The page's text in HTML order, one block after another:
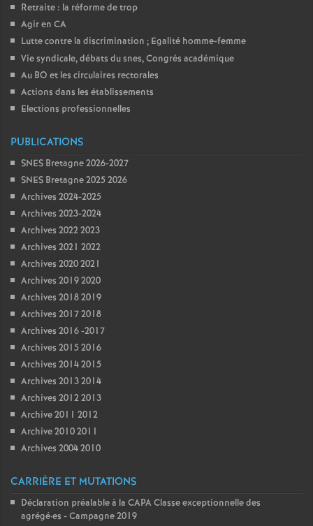
Retraite : la réforme de trop
Agir en CA
Lutte contre la discrimination ; Egalité homme-femme
Vie syndicale, débats du snes, Congrès académique
Au BO et les circulaires rectorales
Actions dans les établissements
Elections professionnelles
PUBLICATIONS
SNES Bretagne 2026-2027
SNES Bretagne 2025 2026
Archives 2024-2025
Archives 2023-2024
Archives 2022 2023
Archives 2021 2022
Archives 2020 2021
Archives 2019 2020
Archives 2018 2019
Archives 2017 2018
Archives 2016 -2017
Archives 2015 2016
Archives 2014 2015
Archives 2013 2014
Archives 2012 2013
Archive 2011 2012
Archive 2010 2011
Archives 2004 2010
CARRIÈRE ET MUTATIONS
Déclaration préalable à la CAPA Classe exceptionnelle des
agrégé·es - Campagne 2019